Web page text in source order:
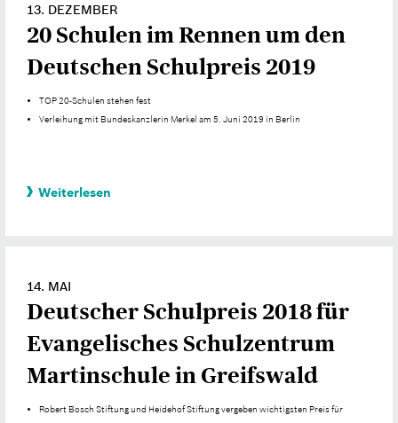
13. DEZEMBER
20 Schulen im Rennen um den
Deutschen Schulpreis 2019
TOP 20-Schulen stehen fest
Verleihung mit Bundeskanzlerin Merkel am 5. Juni 2019 in Berlin
Weiterlesen
14. MAI
Deutscher Schulpreis 2018 für
Evangelisches Schulzentrum
Martinschule in Greifswald
Robert Bosch Stiftung und Heidehof Stiftung vergeben wichtigsten Preis für